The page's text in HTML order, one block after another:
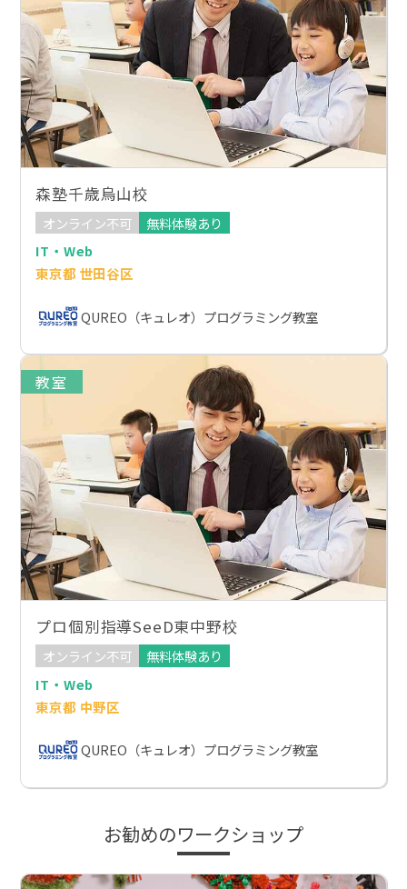
森塾千歳烏山校
オンライン不可
無料体験あり
IT・Web
東京都 世田谷区
QUREO（キュレオ）プログラミング教室
教室
プロ個別指導SeeD東中野校
オンライン不可
無料体験あり
IT・Web
東京都 中野区
QUREO（キュレオ）プログラミング教室
お勧めのワークショップ